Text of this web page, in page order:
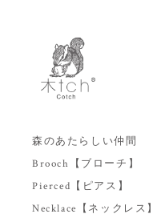
森のあたらしい仲間
Brooch【ブローチ】
Pierced【ピアス】
Necklace【ネックレス】